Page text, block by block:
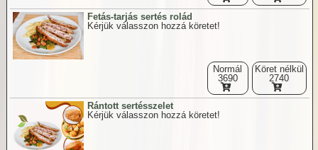
Fetás-tarjás sertés rolád
Kérjük válasszon hozzá köretet!
Normál
3690
Köret nélkül
2740
Rántott sertésszelet
Kérjük válasszon hozzá köretet!